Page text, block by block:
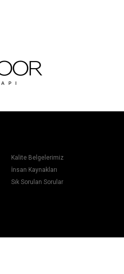
Kalite Belgelerimiz
İnsan Kaynakları
Sık Sorulan Sorular